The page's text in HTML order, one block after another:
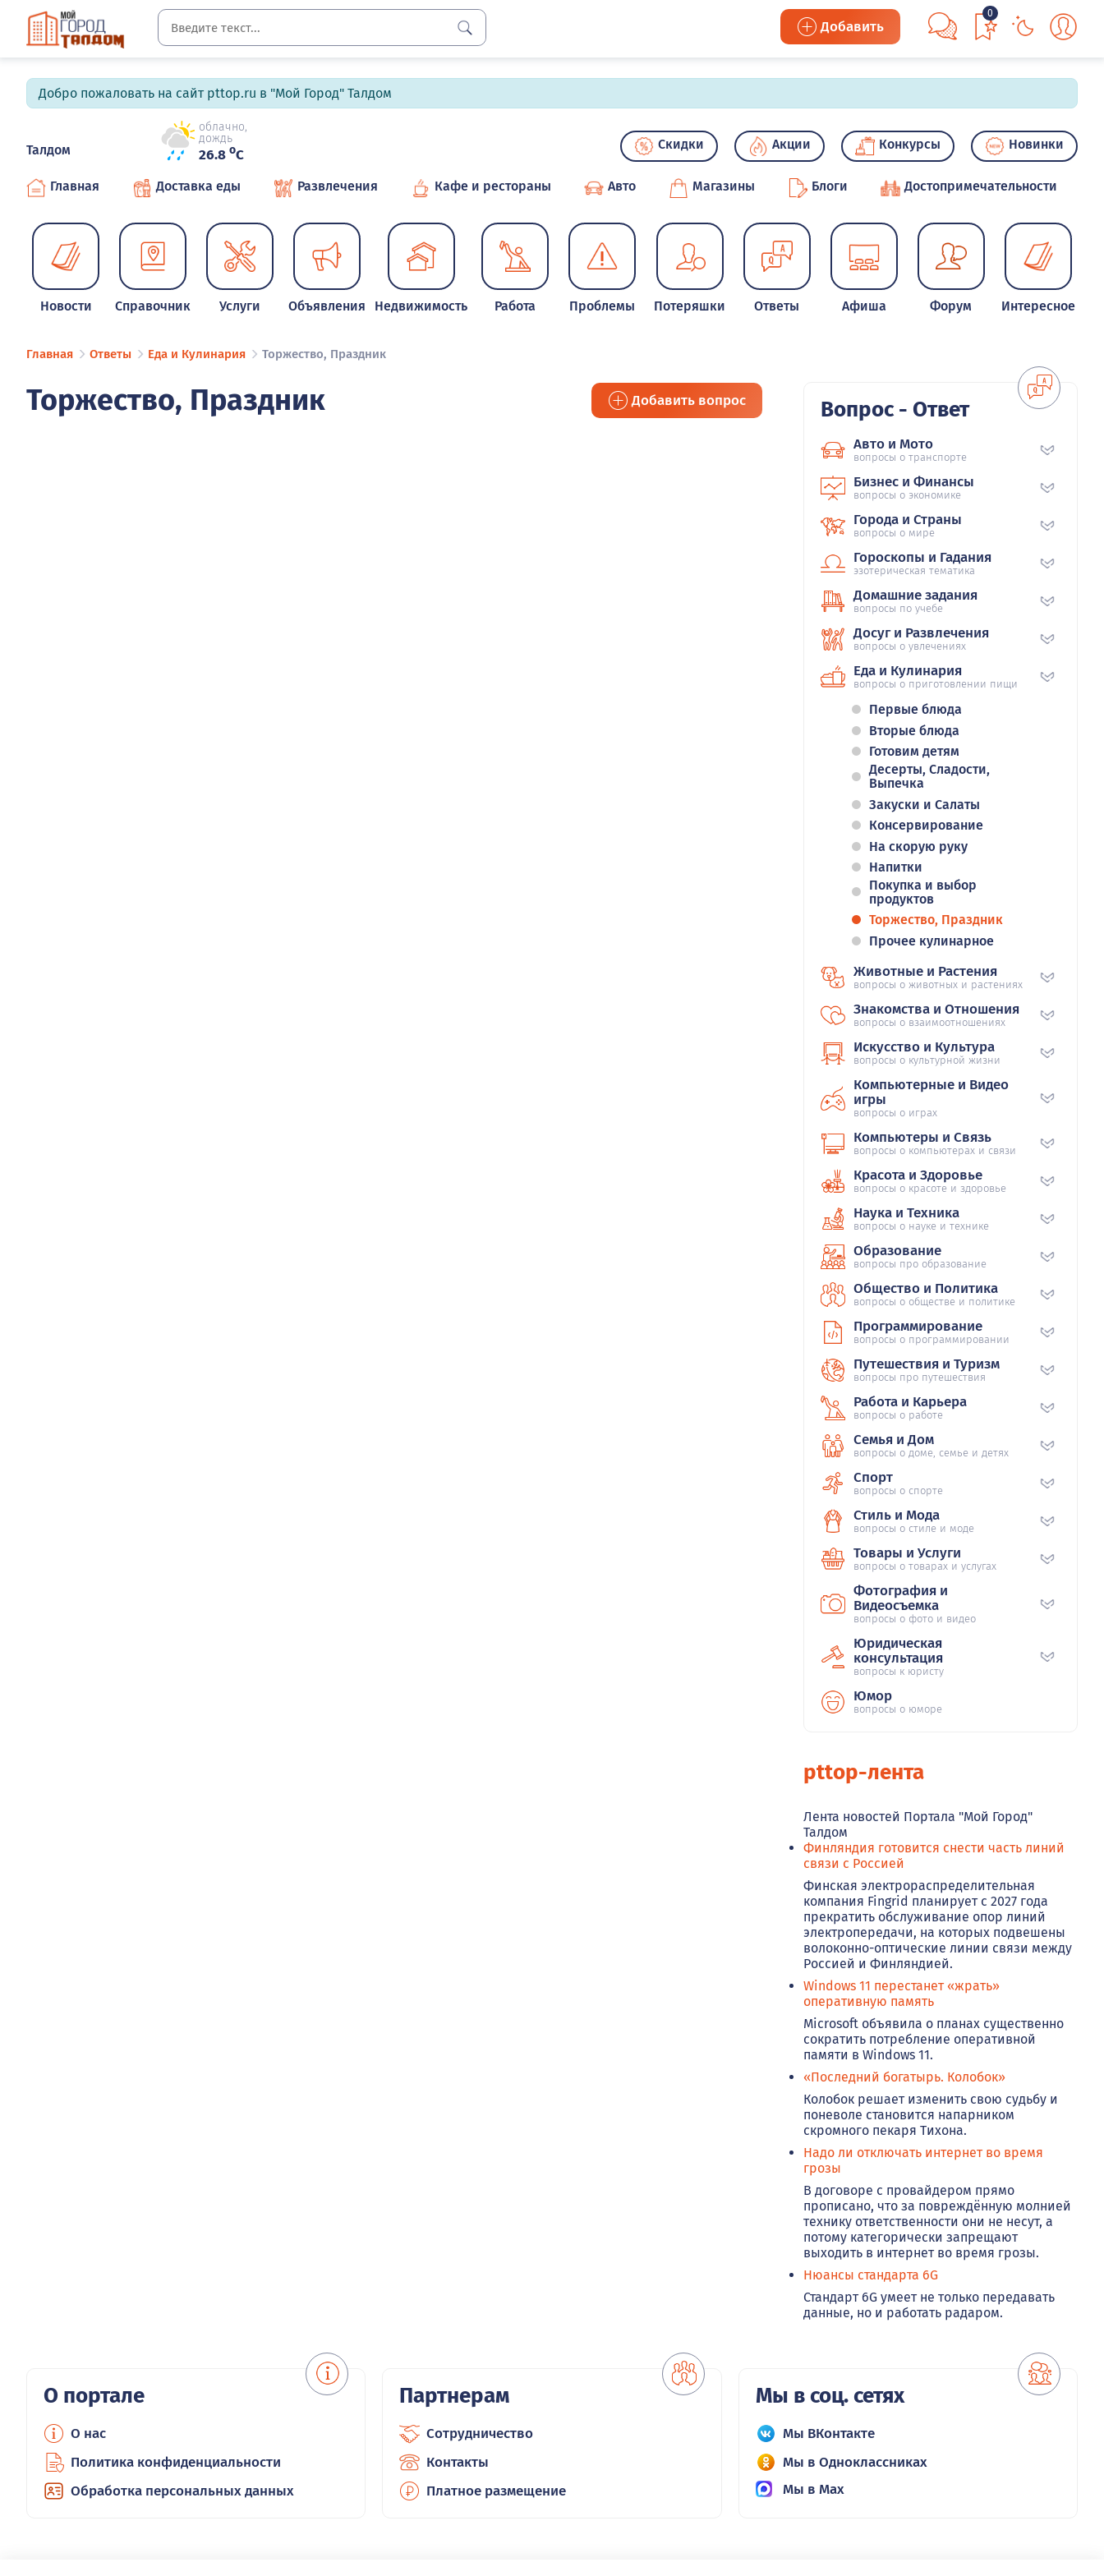
Добавить
0
Добро пожаловать на сайт pttop.ru в "Мой Город" Талдом
Талдом
облачно,
дождь
26.8 oC
Скидки Акции Конкурсы Новинки
Главная Доставка еды Развлечения Кафе и рестораны Авто Магазины Блоги Достопримечательности
Новости Справочник Услуги Объявления Недвижимость Работа Проблемы Потеряшки Ответы Афиша Форум Интересное
Главная Ответы Еда и Кулинария Торжество, Праздник
Торжество, Праздник Добавить вопрос Вопрос - Ответ
Авто и Мото
вопросы о транспорте
Бизнес и Финансы
вопросы о экономике
Города и Страны
вопросы о мире
Гороскопы и Гадания
эзотерическая тематика
Домашние задания
вопросы по учебе
Досуг и Развлечения
вопросы о увлечениях
Еда и Кулинария
вопросы о приготовлении пищи
Первые блюда
Вторые блюда
Готовим детям
Десерты, Сладости,
Выпечка
Закуски и Салаты
Консервирование
На скорую руку
Напитки
Покупка и выбор
продуктов
Торжество, Праздник
Прочее кулинарное
Животные и Растения
вопросы о животных и растениях
Знакомства и Отношения
вопросы о взаимоотношениях
Искусство и Культура
вопросы о культурной жизни
Компьютерные и Видео
игры
вопросы о играх
Компьютеры и Связь
вопросы о компьютерах и связи
Красота и Здоровье
вопросы о красоте и здоровье
Наука и Техника
вопросы о науке и технике
Образование
вопросы про образование
Общество и Политика
вопросы о обществе и политике
Программирование
вопросы о программировании
Путешествия и Туризм
вопросы про путешествия
Работа и Карьера
вопросы о работе
Семья и Дом
вопросы о доме, семье и детях
Спорт
вопросы о спорте
Стиль и Мода
вопросы о стиле и моде
Товары и Услуги
вопросы о товарах и услугах
Фотография и
Видеосъемка
вопросы о фото и видео
Юридическая
консультация
вопросы к юристу
Юмор
вопросы о юморе
pttop-лента
Лента новостей Портала "Мой Город"
Талдом
Финляндия готовится снести часть линий
связи с Россией
Финская электрораспределительная
компания Fingrid планирует с 2027 года
прекратить обслуживание опор линий
электропередачи, на которых подвешены
волоконно-оптические линии связи между
Россией и Финляндией.
Windows 11 перестанет «жрать»
оперативную память
Microsoft объявила о планах существенно
сократить потребление оперативной
памяти в Windows 11.
«Последний богатырь. Колобок»
Колобок решает изменить свою судьбу и
поневоле становится напарником
скромного пекаря Тихона.
Надо ли отключать интернет во время
грозы
В договоре с провайдером прямо
прописано, что за повреждённую молнией
технику ответственности они не несут, а
потому категорически запрещают
выходить в интернет во время грозы.
Нюансы стандарта 6G
Стандарт 6G умеет не только передавать
данные, но и работать радаром.
О портале
О нас
Политика конфиденциальности
Обработка персональных данных
Партнерам
Сотрудничество
Контакты
Платное размещение
Мы в соц. сетях
Мы ВКонтакте
Мы в Одноклассниках
Мы в Max